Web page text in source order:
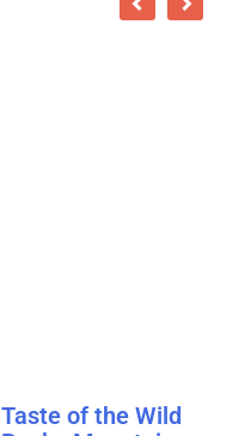
Taste of the Wild